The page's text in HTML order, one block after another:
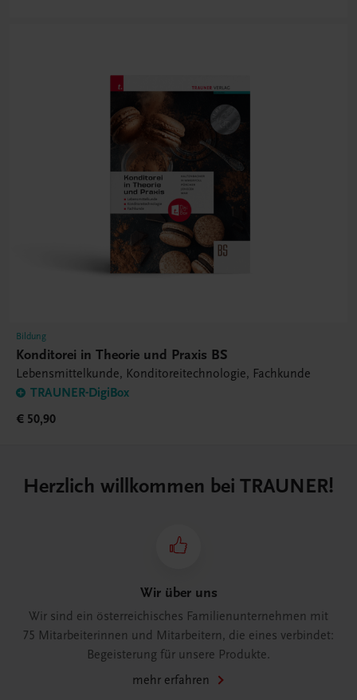
Bildung
Konditorei in Theorie und Praxis BS
Lebensmittelkunde, Konditoreitechnologie, Fachkunde
TRAUNER-DigiBox
€ 50,90
Herzlich willkommen bei TRAUNER!
Wir über uns
Wir sind ein österreichisches Familienunternehmen mit
75 Mitarbeiterinnen und Mitarbeitern, die eines verbindet:
Begeisterung für unsere Produkte.
mehr erfahren